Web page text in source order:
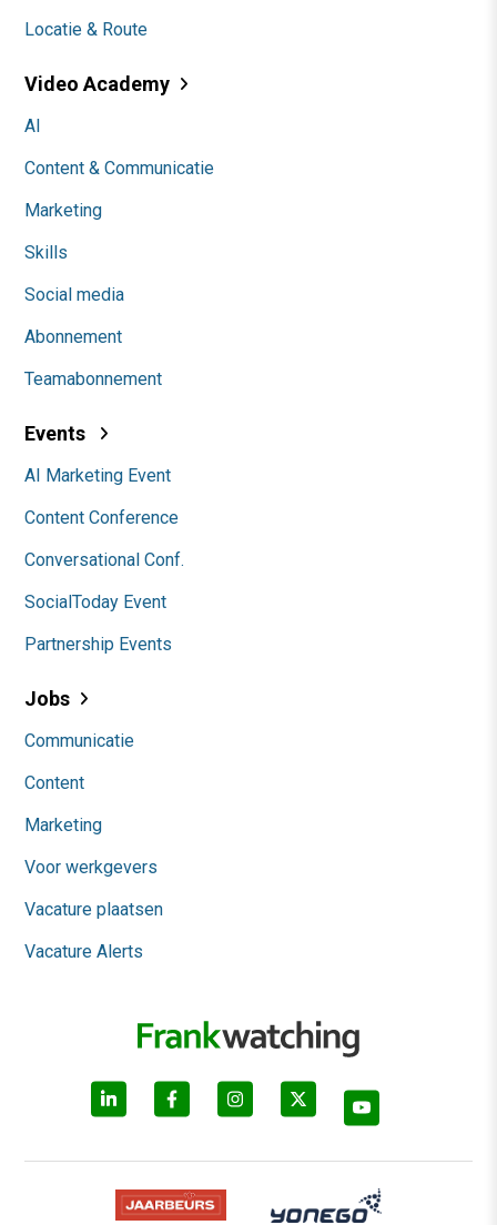
Locatie & Route
Video Academy
AI
Content & Communicatie
Marketing
Skills
Social media
Abonnement
Teamabonnement
Events
AI Marketing Event
Content Conference
Conversational Conf.
SocialToday Event
Partnership Events
Jobs
Communicatie
Content
Marketing
Voor werkgevers
Vacature plaatsen
Vacature Alerts